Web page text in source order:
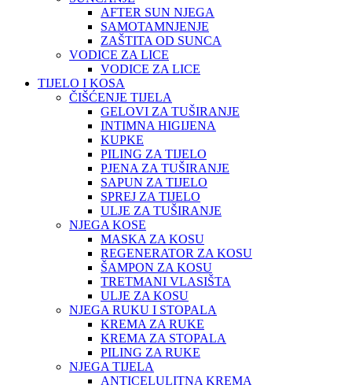
AFTER SUN NJEGA
SAMOTAMNJENJE
ZAŠTITA OD SUNCA
VODICE ZA LICE
VODICE ZA LICE
TIJELO I KOSA
ČIŠĆENJE TIJELA
GELOVI ZA TUŠIRANJE
INTIMNA HIGIJENA
KUPKE
PILING ZA TIJELO
PJENA ZA TUŠIRANJE
SAPUN ZA TIJELO
SPREJ ZA TIJELO
ULJE ZA TUŠIRANJE
NJEGA KOSE
MASKA ZA KOSU
REGENERATOR ZA KOSU
ŠAMPON ZA KOSU
TRETMANI VLASIŠTA
ULJE ZA KOSU
NJEGA RUKU I STOPALA
KREMA ZA RUKE
KREMA ZA STOPALA
PILING ZA RUKE
NJEGA TIJELA
ANTICELULITNA KREMA